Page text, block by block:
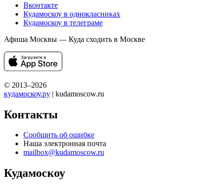
Вконтакте
Кудамоскоу в однокласниках
Кудамоскоу в телеграме
Афиша Москвы — Куда сходить в Москве
© 2013–2026
кудамоскоу.ру | kudamoscow.ru
Контакты
Сообщить об ошибке
Наша электронная почта
mailbox@kudamoscow.ru
Кудамоскоу